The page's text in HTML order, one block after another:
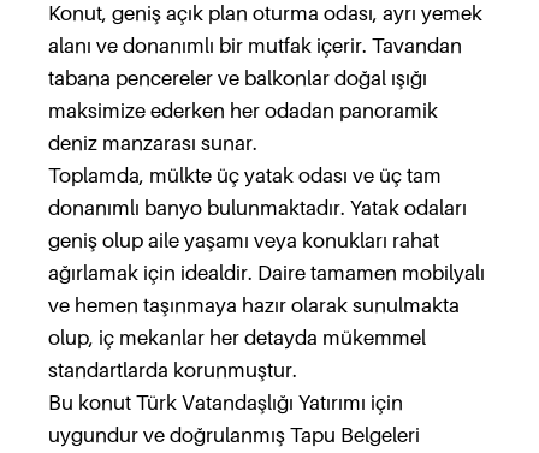
Konut, geniş açık plan oturma odası, ayrı yemek
alanı ve donanımlı bir mutfak içerir. Tavandan
tabana pencereler ve balkonlar doğal ışığı
maksimize ederken her odadan panoramik
deniz manzarası sunar.
Toplamda, mülkte üç yatak odası ve üç tam
donanımlı banyo bulunmaktadır. Yatak odaları
geniş olup aile yaşamı veya konukları rahat
ağırlamak için idealdir. Daire tamamen mobilyalı
ve hemen taşınmaya hazır olarak sunulmakta
olup, iç mekanlar her detayda mükemmel
standartlarda korunmuştur.
Bu konut Türk Vatandaşlığı Yatırımı için
uygundur ve doğrulanmış Tapu Belgeleri